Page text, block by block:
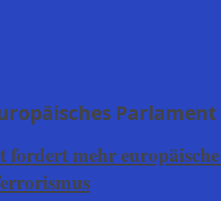
Parlament
mehr